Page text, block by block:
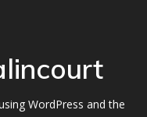
WordPress and the